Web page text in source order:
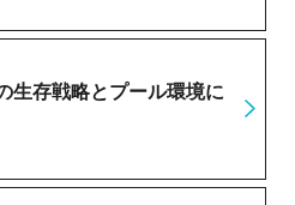
生存戦略とプール環境に